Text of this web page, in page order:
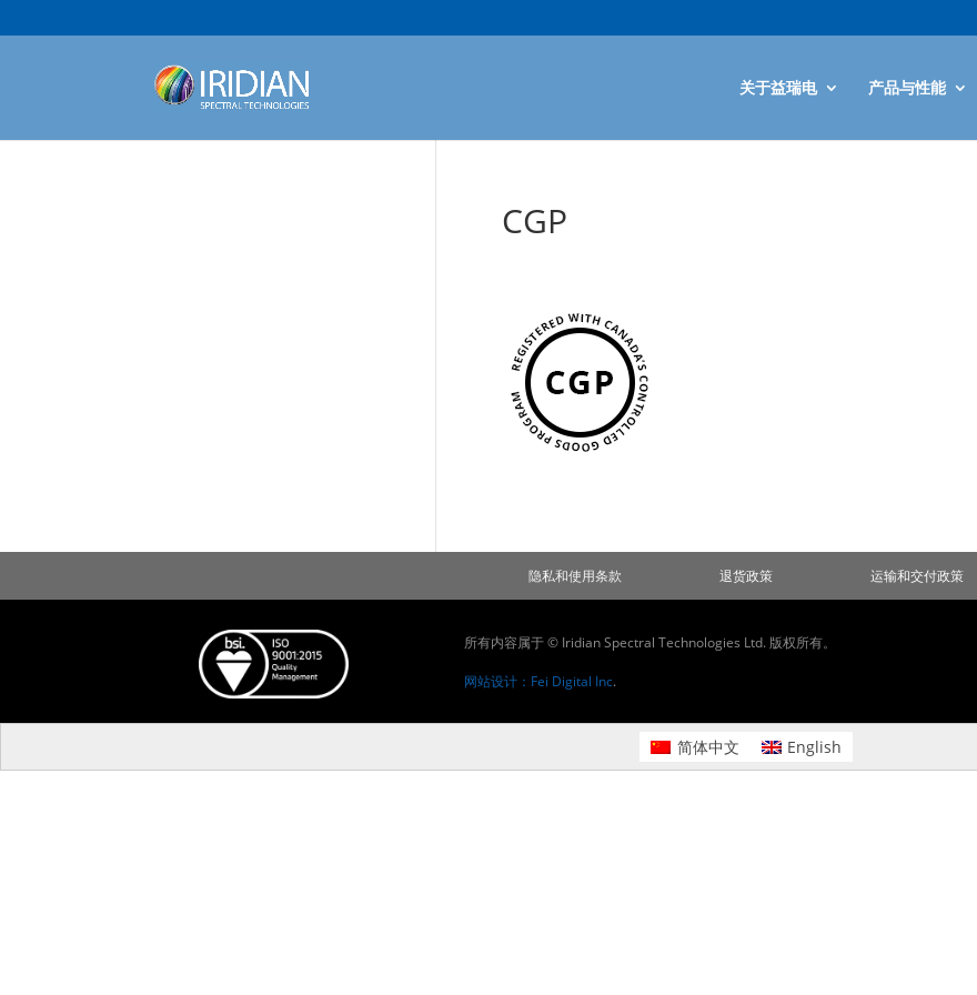
关于益瑞电 产品与性能
CGP
隐私和使用条款 退货政策 运输和交付政策
所有内容属于 © Iridian Spectral Technologies Ltd. 版权所有。
网站设计：Fei Digital Inc.
简体中文 English